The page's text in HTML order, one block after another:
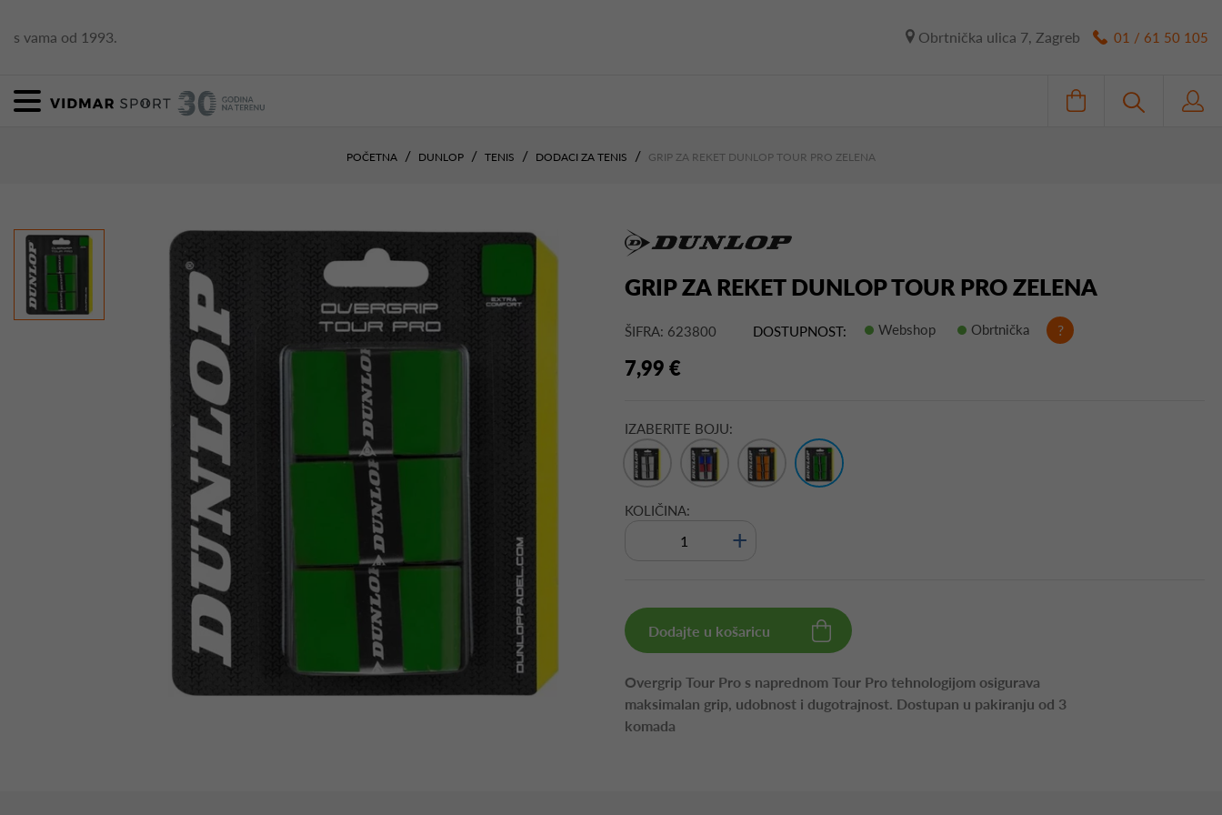
s vama od 1993. Obrtnička ulica 7, Zagreb 01 / 61 50 105
POČETNA DUNLOP TENIS DODACI ZA TENIS GRIP ZA REKET DUNLOP TOUR PRO ZELENA
GRIP ZA REKET DUNLOP TOUR PRO ZELENA
ŠIFRA: 623800 DOSTUPNOST: Webshop Obrtnička ?
7,99 €
IZABERITE BOJU:
KOLIČINA:
+
Dodajte u košaricu
Overgrip Tour Pro s naprednom Tour Pro tehnologijom osigurava
maksimalan grip, udobnost i dugotrajnost. Dostupan u pakiranju od 3
komada